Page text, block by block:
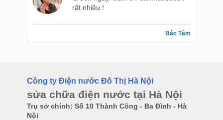
rất nhiều !
Bác Tâm
Công ty Điện nước Đô Thị Hà Nội
sửa chữa điện nước tại Hà Nội
Trụ sở chính: Số 10 Thành Công - Ba Đình - Hà
Nội